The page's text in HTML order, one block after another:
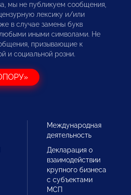
мы не публикуем сообщения,
лексику и/или
в случае замены букв
иными символами. Не
призывающие к
и социальной розни.
Международная
деятельность
Декларация о
взаимодействии
крупного бизнеса
с субъектами
МСП